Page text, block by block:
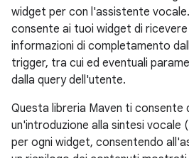
widget per con l'assistente
consente ai tuoi widget di
informazioni di completamento
trigger, tra cui ed eventuali
dalla query dell'utente.
Questa libreria Maven ti consente
un'introduzione alla sintesi vocale
per ogni widget, consentendo